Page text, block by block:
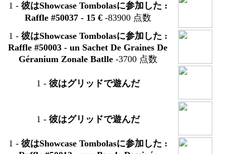
1 - 彼はShowcase Tombolasに参加した :
Raffle #50037 - 15 €-83900 点数
1 - 彼はShowcase Tombolasに参加した :
Raffle #50003 -un Sachet De Graines De
Géranium Zonale Batlle-3700 点数
1 - 彼はグリッドで遊んだ
1 - 彼はグリッドで遊んだ
1 - 彼はShowcase Tombolasに参加した :